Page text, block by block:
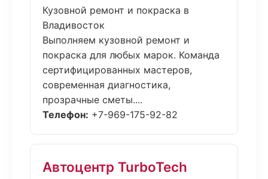
Кузовной ремонт и покраска в
Владивосток
Выполняем кузовной ремонт и
покраска для любых марок. Команда
сертифицированных мастеров,
современная диагностика,
прозрачные сметы....
Телефон: +7-969-175-92-82
Автоцентр TurboTech